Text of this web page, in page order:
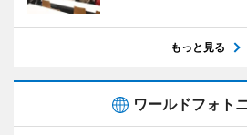
もっと見る
ワールドフォト